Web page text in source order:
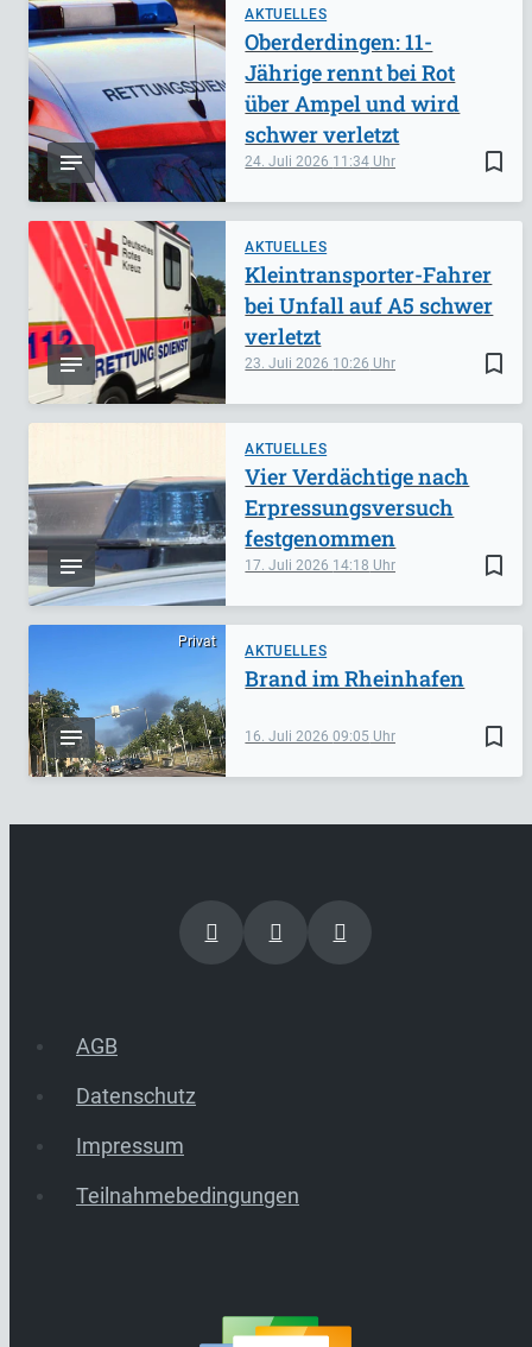
AKTUELLES
bookmark_border
24. Juli 2026 11:34
Oberderdingen: 11-
Jährige rennt bei Rot
über Ampel und wird
schwer verletzt
AKTUELLES
bookmark_border
23. Juli 2026 10:26
Kleintransporter-Fahrer
bei Unfall auf A5 schwer
verletzt
AKTUELLES
bookmark_border
17. Juli 2026 14:18
Vier Verdächtige nach
Erpressungsversuch
festgenommen
Privat
AKTUELLES
bookmark_border
16. Juli 202609:05
Brand im Rheinhafen
AGB
Datenschutz
Impressum
Teilnahmebedingungen